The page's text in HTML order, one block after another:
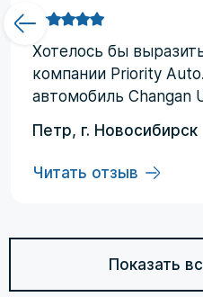
Хотелоcь бы
компании Priority
автомобиль Changan
компании узнал от
работе. Работал со
Евгений, логисты
доставки до
месяца (особенности
Петр, г. Новосибирск
Читать отзыв
Показать